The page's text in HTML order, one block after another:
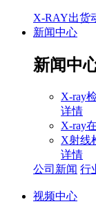
X-RAY出货
新闻中心
新闻中
X-ray
详情
X-ray
X射线
详情
公司新闻 行
视频中心